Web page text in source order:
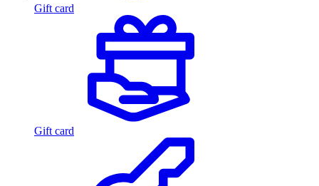
Gift card
Gift card